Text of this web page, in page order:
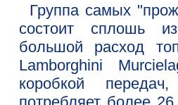
Группа самых
состоит сплошь
большой расход
Lamborghini
коробкой